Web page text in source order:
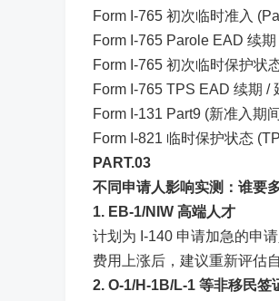
Form I-765 初次临时准入
Form I-765 Parole EAD 续期
Form I-765 初次临时保护状
Form I-765 TPS EAD 续期 /
Form I-131 Part9 (新准入期
Form I-821 临时保护状态
PART.03
不同申请人影响实测：谁要
1. EB-1/NIW 高端人才
计划为 I-140 申请加急的申
费用上涨后，建议重新评估
2. O-1/H-1B/L-1 等非移民签